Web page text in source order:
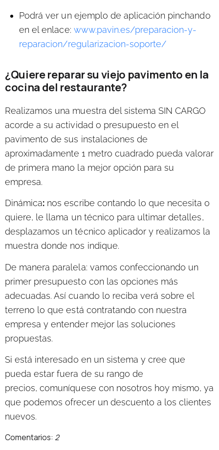
Podrá ver un ejemplo de aplicación pinchando
en el enlace: www.pavin.es/preparacion-y-
reparacion/regularizacion-soporte/
¿Quiere reparar su viejo pavimento en la
cocina del restaurante?
Realizamos una muestra del sistema SIN CARGO
acorde a su actividad o presupuesto en el
pavimento de sus instalaciones de
aproximadamente 1 metro cuadrado pueda valorar
de primera mano la mejor opción para su
empresa.
Dinámica: nos escribe contando lo que necesita o
quiere, le llama un técnico para ultimar detalles,
desplazamos un técnico aplicador y realizamos la
muestra donde nos indique.
De manera paralela: vamos confeccionando un
primer presupuesto con las opciones más
adecuadas. Así cuando lo reciba verá sobre el
terreno lo que está contratando con nuestra
empresa y entender mejor las soluciones
propuestas.
Si está interesado en un sistema y cree que
pueda estar fuera de su rango de
precios,comuníquese con nosotros hoy mismo, ya
que podemos ofrecer un descuento a los clientes
nuevos.
Comentarios: 2